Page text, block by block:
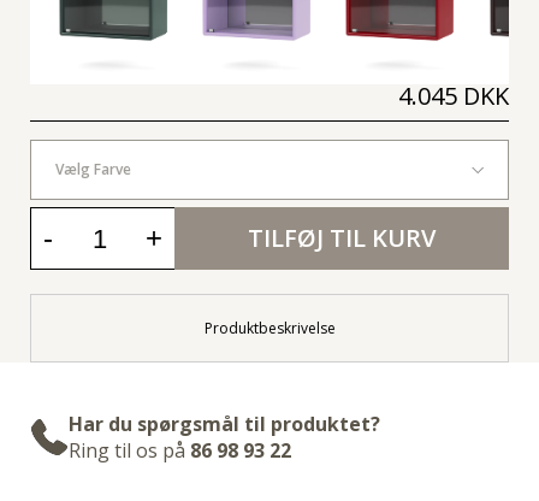
4.045 DKK
Vælg Farve
- + TILFØJ TIL KURV
Produktbeskrivelse
Har du spørgsmål til produktet?
Ring til os på 86 98 93 22